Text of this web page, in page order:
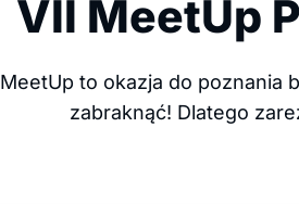
VII MeetUp
MeetUp to okazja do poznania
zabraknąć! Dlatego